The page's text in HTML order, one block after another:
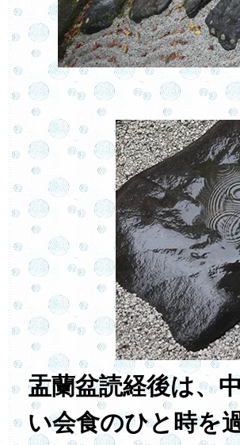
盂蘭盆読経後は、
い会食のひと時を